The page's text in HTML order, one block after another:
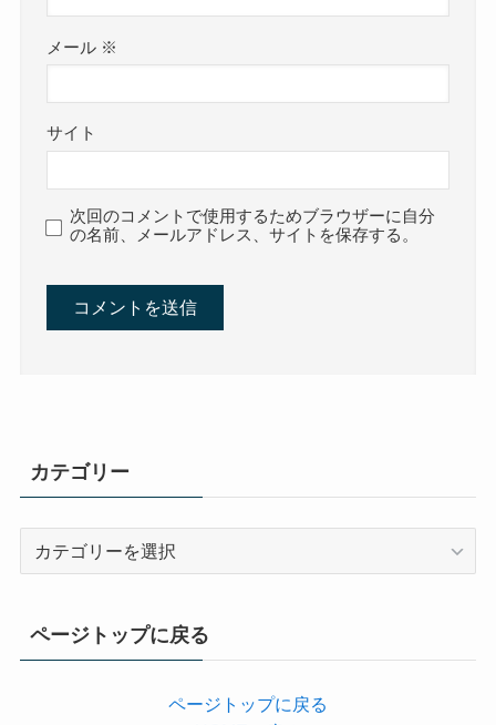
メール ※
サイト
次回のコメントで使用するためブラウザーに自分
の名前、メールアドレス、サイトを保存する。
カテゴリー
ページトップに戻る
ページトップに戻る